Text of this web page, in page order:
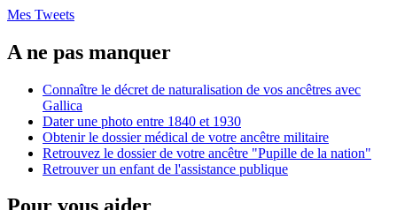
Mes Tweets
A ne pas manquer
Connaître le décret de naturalisation de vos ancêtres avec
Gallica
Dater une photo entre 1840 et 1930
Obtenir le dossier médical de votre ancêtre militaire
Retrouvez le dossier de votre ancêtre "Pupille de la nation"
Retrouver un enfant de l'assistance publique